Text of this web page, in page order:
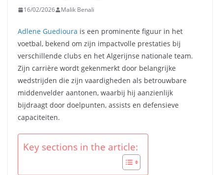
16/02/2026 Malik Benali
Adlene Guedioura is een prominente figuur in het
voetbal, bekend om zijn impactvolle prestaties bij
verschillende clubs en het Algerijnse nationale team.
Zijn carrière wordt gekenmerkt door belangrijke
wedstrijden die zijn vaardigheden als betrouwbare
middenvelder aantonen, waarbij hij aanzienlijk
bijdraagt door doelpunten, assists en defensieve
capaciteiten.
Key sections in the article: